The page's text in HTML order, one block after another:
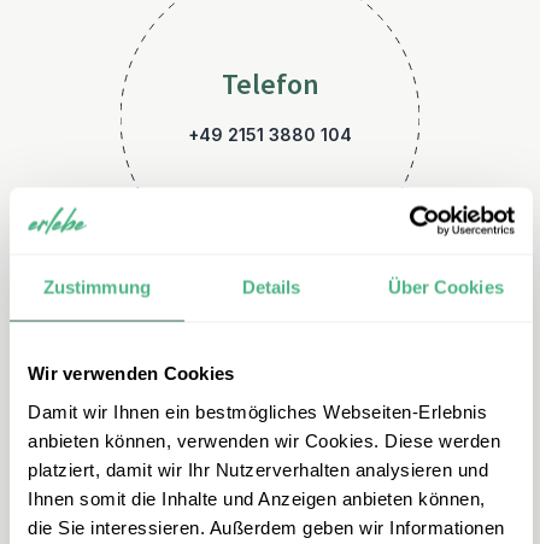
Zustimmung Details Über Cookies
Wir verwenden Cookies
Damit wir Ihnen ein bestmögliches Webseiten-Erlebnis
anbieten können, verwenden wir Cookies. Diese werden
platziert, damit wir Ihr Nutzerverhalten analysieren und
Ihnen somit die Inhalte und Anzeigen anbieten können,
die Sie interessieren. Außerdem geben wir Informationen
Telefon
+49 2151 3880 104
E-Mail
marokko@erlebe.de